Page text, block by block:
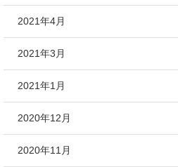
2021年4月
2021年3月
2021年1月
2020年12月
2020年11月